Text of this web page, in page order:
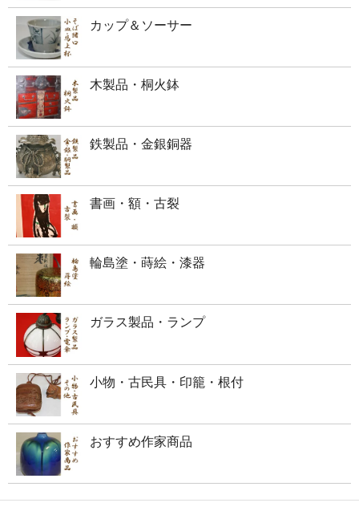
カップ＆ソーサー
木製品・桐火鉢
鉄製品・金銀銅器
書画・額・古裂
輪島塗・蒔絵・漆器
ガラス製品・ランプ
小物・古民具・印籠・根付
おすすめ作家商品